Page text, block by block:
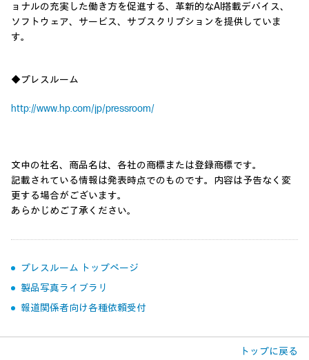
ョナルの充実した働き方を促進する、革新的なAI搭載デバイス、
ソフトウェア、サービス、サブスクリプションを提供していま
す。
◆プレスルーム
http://www.hp.com/jp/pressroom/
文中の社名、商品名は、各社の商標または登録商標です。
記載されている情報は発表時点でのものです。内容は予告なく変
更する場合がございます。
あらかじめご了承ください。
プレスルーム トップページ
製品写真ライブラリ
報道関係者向け各種依頼受付
トップに戻る